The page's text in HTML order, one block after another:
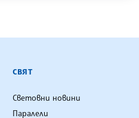
АГЕНЦИЯ
СВЯТ
Световни новини
Паралели